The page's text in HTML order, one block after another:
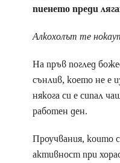
пиенето преди
Алкохолът те
На пръв поглед
сънлив, което не е
някога си е сипал
работен ден.
Проучвания, които
активност при